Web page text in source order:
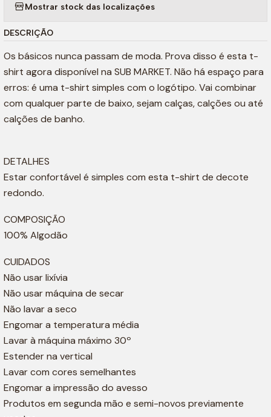
Mostrar stock das localizações
DESCRIÇÃO
Os básicos nunca passam de moda. Prova disso é esta t-
shirt agora disponível na SUB MARKET. Não há espaço para
erros: é uma t-shirt simples com o logótipo. Vai combinar
com qualquer parte de baixo, sejam calças, calções ou até
calções de banho.
DETALHES
Estar confortável é simples com esta t-shirt de decote
redondo.
COMPOSIÇÃO
100% Algodão
CUIDADOS
Não usar lixívia
Não usar máquina de secar
Não lavar a seco
Engomar a temperatura média
Lavar à máquina máximo 30º
Estender na vertical
Lavar com cores semelhantes
Engomar a impressão do avesso
Produtos em segunda mão e semi-novos previamente